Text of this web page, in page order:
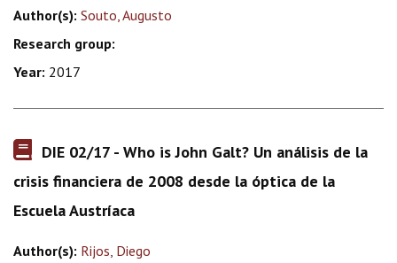
Author(s): Souto, Augusto
Research group:
Year: 2017
DIE 02/17 - Who is John Galt? Un análisis de la
crisis financiera de 2008 desde la óptica de la
Escuela Austríaca
Author(s): Rijos, Diego